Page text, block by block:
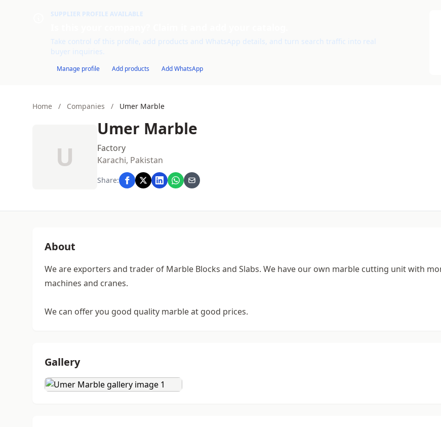
SUPPLIER PROFILE AVAILABLE
Take control of this profile, add products and WhatsApp details, and turn search traffic into real
buyer inquiries.
Manage profile Add products Add WhatsApp
Home / Companies / Umer Marble
U
Umer Marble
Factory
Karachi, Pakistan
Share:
About
We are exporters and trader of Marble Blocks and Slabs. We have our own marble cutting unit with
machines and cranes.
We can offer you good quality marble at good prices.
Gallery